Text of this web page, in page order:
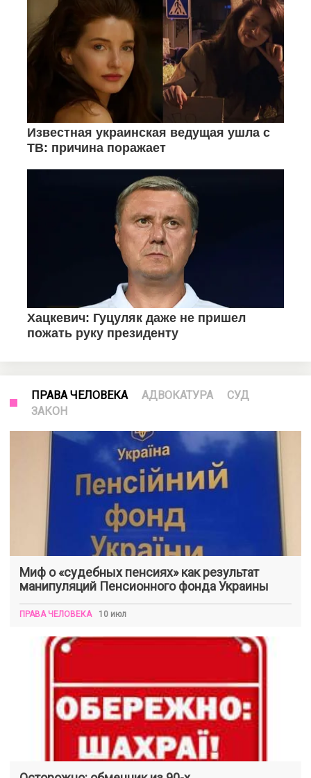
ПРАВА ЧЕЛОВЕКА АДВОКАТУРА
СУД
ЗАКОН
Миф о «судебных пенсиях» как результат
манипуляций Пенсионного фонда Украины
ПРАВА ЧЕЛОВЕКА 10 июл